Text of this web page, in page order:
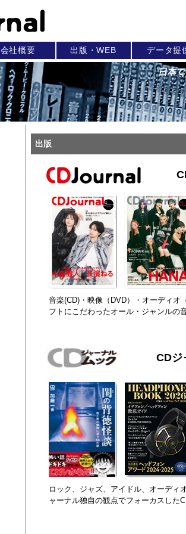
会社概要 出版・WEB データ提
出版
音楽(CD)・映像（DVD）・オーディオ
フトにこだわったオール・ジャンルの
CDジ
ロック、ジャズ、アイドル、オーディ
ャーナル独自の観点でフォーカスした